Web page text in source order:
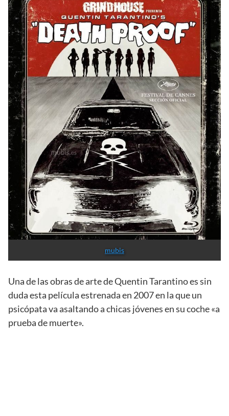
mubis
Una de las obras de arte de Quentin Tarantino es sin
duda esta película estrenada en 2007 en la que un
psicópata va asaltando a chicas jóvenes en su coche «a
prueba de muerte».